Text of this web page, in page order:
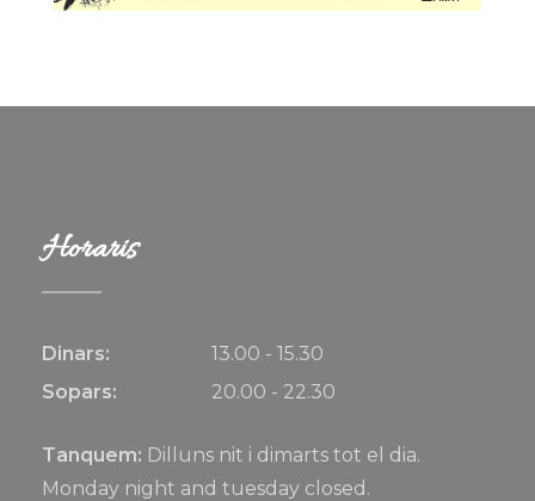
Horaris
Dinars:
13.00 - 15.30
Sopars:
20.00 - 22.30
Tanquem: Dilluns nit i dimarts tot el dia.
Monday night and tuesday closed.